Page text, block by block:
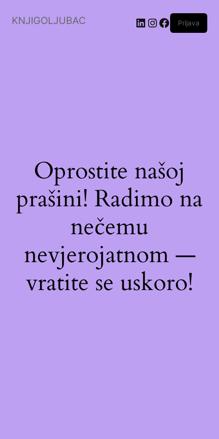
KNJIGOLJUBAC LinkedIn
Instagram
Facebook
Prijava
Oprostite našoj
prašini! Radimo na
nečemu
nevjerojatnom —
vratite se uskoro!